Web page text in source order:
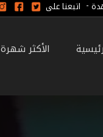
- اتبعنا على
الأكثر شهرة